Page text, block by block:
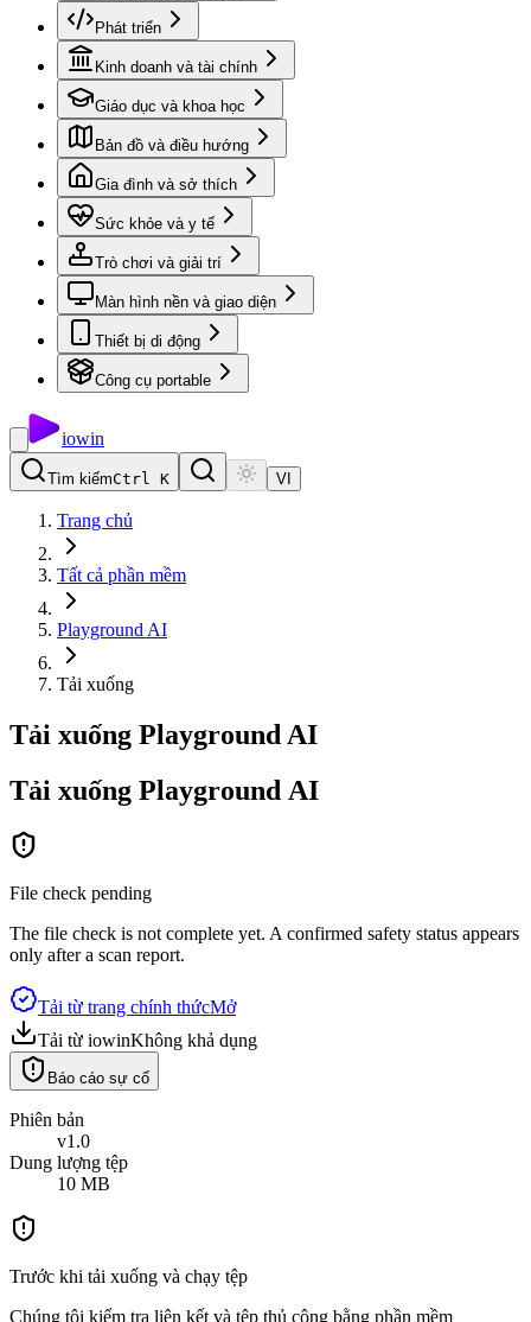
Phát triển
Kinh doanh và tài chính
Giáo dục và khoa học
Bản đồ và điều hướng
Gia đình và sở thích
Sức khỏe và y tế
Trò chơi và giải trí
Màn hình nền và giao diện
Thiết bị di động
Công cụ portable
iowin
Tìm kiếmCtrl K VI
Trang chủ
Tất cả phần mềm
Playground AI
Tải xuống
Tải xuống Playground AI
Tải xuống Playground AI
File check pending
The file check is not complete yet. A confirmed safety status appears
only after a scan report.
Tải từ trang chính thứcMở
Tải từ iowinKhông khả dụng
Báo cáo sự cố
Phiên bản
v1.0
Dung lượng tệp
10 MB
Trước khi tải xuống và chạy tệp
Chúng tôi kiểm tra liên kết và tệp thủ công bằng phần mềm